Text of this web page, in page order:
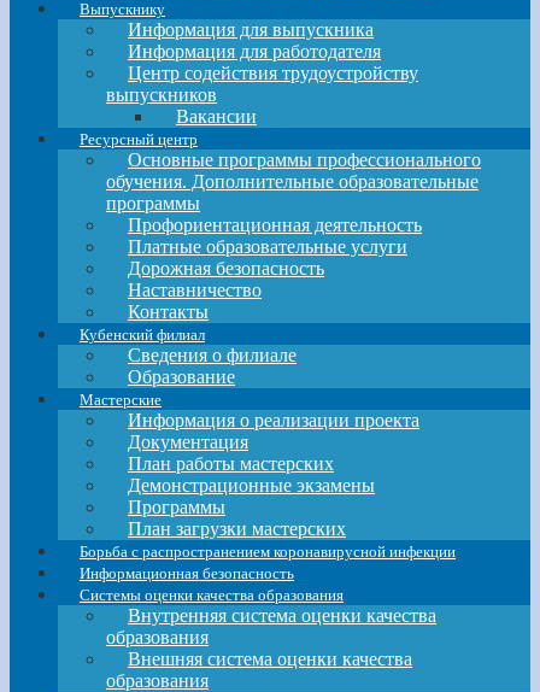
Выпускнику
Информация для выпускника
Информация для работодателя
Центр содействия трудоустройству
выпускников
Вакансии
Ресурсный центр
Основные программы профессионального
обучения. Дополнительные образовательные
программы
Профориентационная деятельность
Платные образовательные услуги
Дорожная безопасность
Наставничество
Контакты
Кубенский филиал
Сведения о филиале
Образование
Мастерские
Информация о реализации проекта
Документация
План работы мастерских
Демонстрационные экзамены
Программы
План загрузки мастерских
Борьба с распространением коронавирусной инфекции
Информационная безопасность
Системы оценки качества образования
Внутренняя система оценки качества
образования
Внешняя система оценки качества
образования